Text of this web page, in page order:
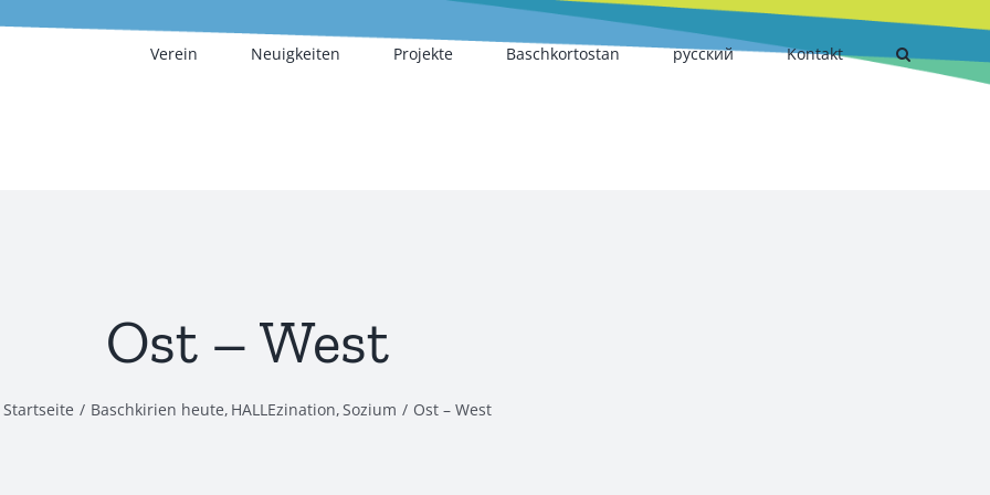
Verein Neuigkeiten Projekte Baschkortostan русский Kontakt
Ost – West
Startseite Baschkirien heute HALLEzination Sozium Ost – West